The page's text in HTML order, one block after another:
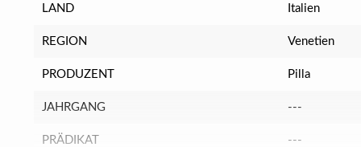
LAND Italien
REGION Venetien
PRODUZENT Pilla
JAHRGANG ---
PRÄDIKAT ---